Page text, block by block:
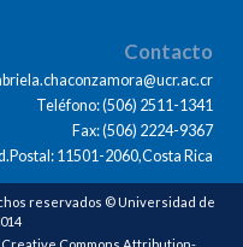
Contacto
Teléfono: (506) 2511-1341
Fax: (506) 2224-9367
11501-2060,Costa Rica
reservados © Universidad de